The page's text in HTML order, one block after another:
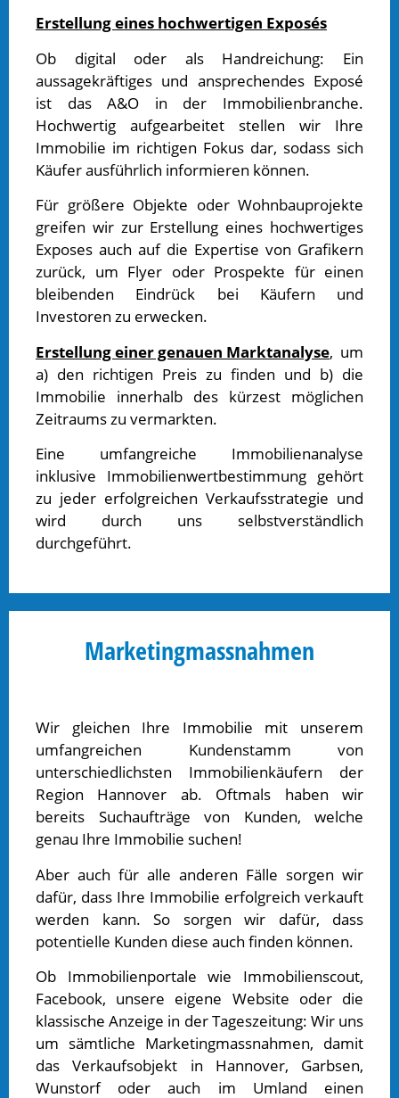
Erstellung eines hochwertigen Exposés
Ob digital oder als Handreichung: Ein
aussagekräftiges und ansprechendes Exposé
ist das A&O in der Immobilienbranche.
Hochwertig aufgearbeitet stellen wir Ihre
Immobilie im richtigen Fokus dar, sodass sich
Käufer ausführlich informieren können.
Für größere Objekte oder Wohnbauprojekte
greifen wir zur Erstellung eines hochwertiges
Exposes auch auf die Expertise von Grafikern
zurück, um Flyer oder Prospekte für einen
bleibenden Eindrück bei Käufern und
Investoren zu erwecken.
Erstellung einer genauen Marktanalyse, um
a) den richtigen Preis zu finden und b) die
Immobilie innerhalb des kürzest möglichen
Zeitraums zu vermarkten.
Eine umfangreiche Immobilienanalyse
inklusive Immobilienwertbestimmung gehört
zu jeder erfolgreichen Verkaufsstrategie und
wird durch uns selbstverständlich
durchgeführt.
Marketingmassnahmen
Wir gleichen Ihre Immobilie mit unserem
umfangreichen Kundenstamm von
unterschiedlichsten Immobilienkäufern der
Region Hannover ab. Oftmals haben wir
bereits Suchaufträge von Kunden, welche
genau Ihre Immobilie suchen!
Aber auch für alle anderen Fälle sorgen wir
dafür, dass Ihre Immobilie erfolgreich verkauft
werden kann. So sorgen wir dafür, dass
potentielle Kunden diese auch finden können.
Ob Immobilienportale wie Immobilienscout,
Facebook, unsere eigene Website oder die
klassische Anzeige in der Tageszeitung: Wir uns
um sämtliche Marketingmassnahmen, damit
das Verkaufsobjekt in Hannover, Garbsen,
Wunstorf oder auch im Umland einen